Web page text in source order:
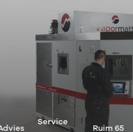
Service
Ruim 65